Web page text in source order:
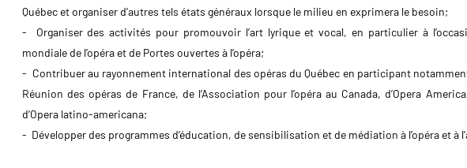
Québec et organiser d’autres tels états généraux lorsque le milieu en exprimera le besoin;
- Organiser des activités pour promouvoir l’art lyrique et vocal, en particulier à
mondiale de l’opéra et de Portes ouvertes à l’opéra;
- Contribuer au rayonnement international des opéras du Québec en participant
Réunion des opéras de France, de l’Association pour l’opéra au Canada, d’Opera
d’Opera latino-americana;
- Développer des programmes d’éducation, de sensibilisation et de médiation à l’opéra et à